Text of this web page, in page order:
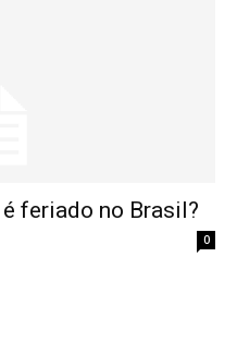
feriado no Brasil?
0